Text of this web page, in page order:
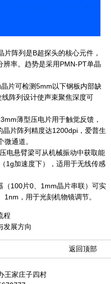
阵列是B超探头的核心元件，
率。趋势是采用PMN-PT单晶
片可检测5mm以下钢板内部缺
阵列设计使声束聚焦深度可
薄型压电片用于触觉反馈，
片阵列精度达1200dpi，爱普生
通道。
电悬臂梁可从机械振动中获取能
1g加速度下），适用于无线传感
（100片0、1mm晶片串联）可实
，用于光刻机物镜调节。
程
发展方向
返回顶部
王家庄子四村